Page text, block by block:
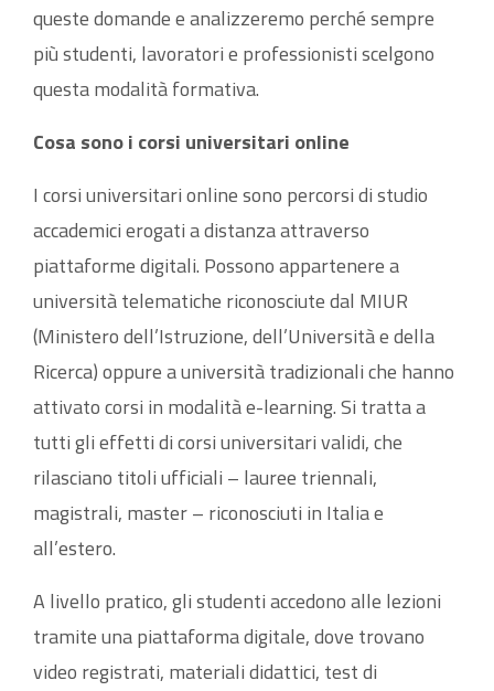
queste domande e analizzeremo perché sempre
più studenti, lavoratori e professionisti scelgono
questa modalità formativa.
Cosa sono i corsi universitari online
I corsi universitari online sono percorsi di studio
accademici erogati a distanza attraverso
piattaforme digitali. Possono appartenere a
università telematiche riconosciute dal MIUR
(Ministero dell’Istruzione, dell’Università e della
Ricerca) oppure a università tradizionali che hanno
attivato corsi in modalità e-learning. Si tratta a
tutti gli effetti di corsi universitari validi, che
rilasciano titoli ufficiali – lauree triennali,
magistrali, master – riconosciuti in Italia e
all’estero.
A livello pratico, gli studenti accedono alle lezioni
tramite una piattaforma digitale, dove trovano
video registrati, materiali didattici, test di